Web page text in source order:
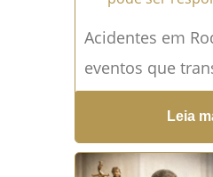
Acidentes em
eventos que
vidas em
famílias
prejuízos
Leia